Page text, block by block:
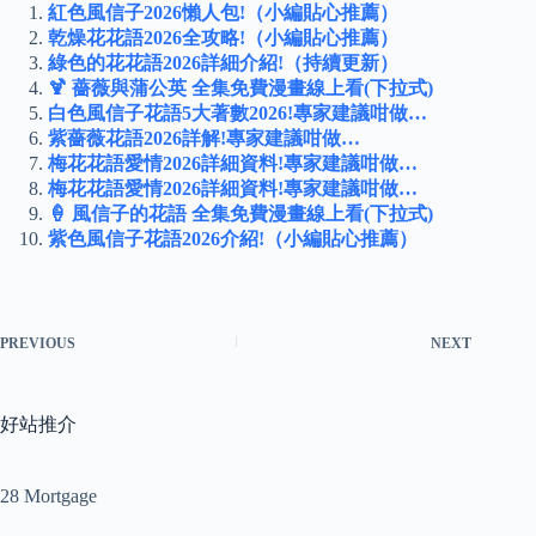
紅色風信子2026懶人包!（小編貼心推薦）
乾燥花花語2026全攻略!（小編貼心推薦）
綠色的花花語2026詳細介紹!（持續更新）
🍹 薔薇與蒲公英 全集免費漫畫線上看(下拉式)
白色風信子花語5大著數2026!專家建議咁做…
紫薔薇花語2026詳解!專家建議咁做…
梅花花語愛情2026詳細資料!專家建議咁做…
梅花花語愛情2026詳細資料!專家建議咁做…
🍦 風信子的花語 全集免費漫畫線上看(下拉式)
紫色風信子花語2026介紹!（小編貼心推薦）
PREVIOUS NEXT
好站推介
28 Mortgage